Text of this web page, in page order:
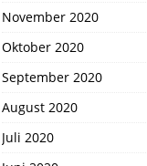
November 2020
Oktober 2020
September 2020
August 2020
Juli 2020